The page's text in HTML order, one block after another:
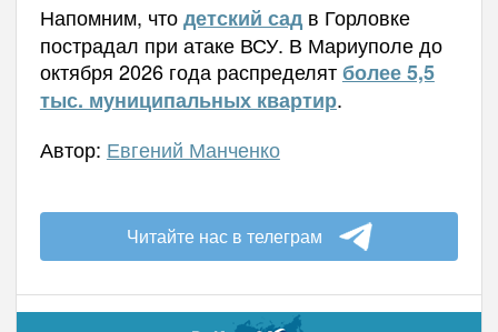
Напомним, чтодетский садв Горловке
пострадал при атаке ВСУ. В Мариуполе до
октября 2026 года распределятболее 5,5
тыс. муниципальных квартир.
Автор: Евгений Манченко
Читайте нас в телеграм